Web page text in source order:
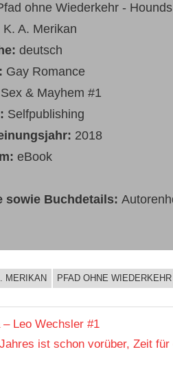
ohne Wiederkehr -
K. A. Merikan
deutsch
Gay Romance
Sex & Mayhem #1
Selfpublishing
2018
eBook
sowie Buchdetails:
MERIKAN PFAD OHNE WIEDERKEHR
– Leo Wechsler #1
ist schon vorüber, Zeit